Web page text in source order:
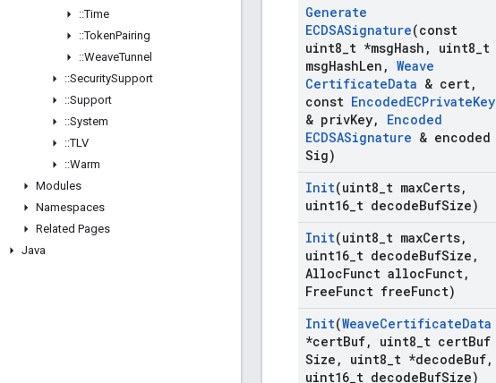
::Time
::TokenPairing
::WeaveTunnel
::SecuritySupport
::Support
::System
::TLV
::Warm
Modules
Namespaces
Related Pages
Java
Generate
ECDSASignature(const
uint8 t *msgHash , uint8 t
msgHashLen , Weave
CertificateData & cert,
const EncodedECPrivateKey
& privKey,
Encoded
ECDSASignature & encoded
Sig)
Init(uint8 t maxCerts,
uint16 t decodeBufSize)
Init(uint8 t maxCerts,
uint16 t decodeBufSize ,
AllocFunct allocFunct,
FreeFunct freeFunct)
Init(WeaveCertificateData
*certBuf, uint8 t certBuf
Size , uint8 t *decodeBuf,
uint16 t decodeBufSize)